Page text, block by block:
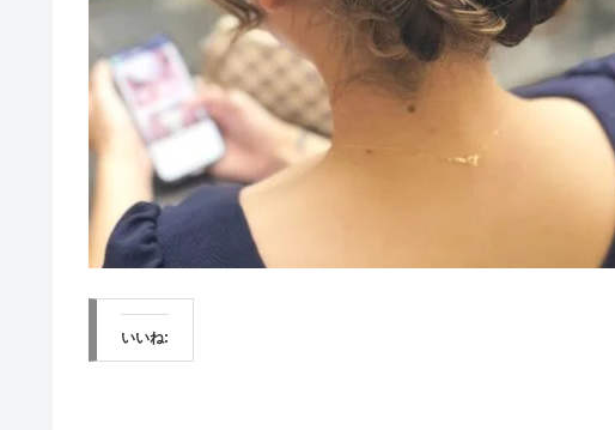
いいね: